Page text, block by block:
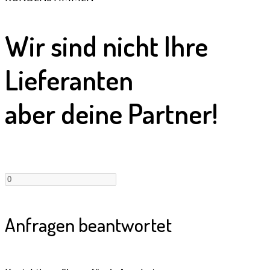
Wir sind nicht Ihre
Lieferanten
aber deine Partner!
Anfragen beantwortet